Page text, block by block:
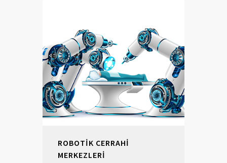
ROBOTİK CERRAHİ
MERKEZLERİ